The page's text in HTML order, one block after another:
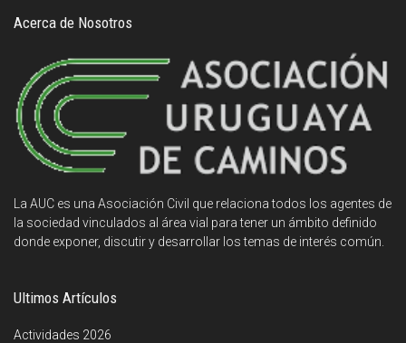
Acerca de Nosotros
La AUC es una Asociación Civil que relaciona todos los agentes de
la sociedad vinculados al área vial para tener un ámbito definido
donde exponer, discutir y desarrollar los temas de interés común.
Ultimos Artículos
Actividades 2026